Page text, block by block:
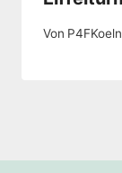
Von P4FKoeln